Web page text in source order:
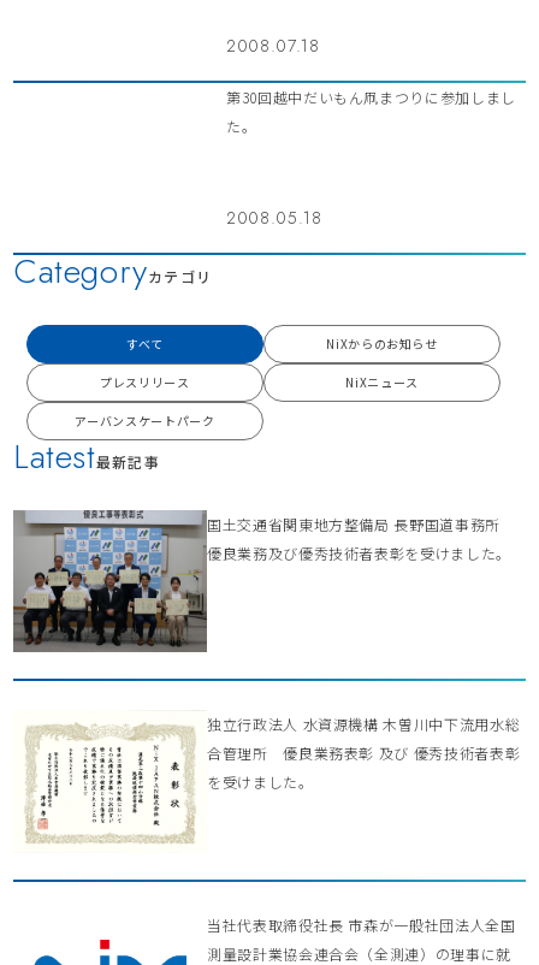
2008.07.18
第30回越中だいもん凧まつりに参加しまし
た。
2008.05.18
Latest最新記事
国土交通省関東地方整備局 長野国道事務所
優良業務及び優秀技術者表彰を受けました。
独立行政法人 水資源機構 木曽川中下流用水総
合管理所 優良業務表彰 及び 優秀技術者表彰
を受けました。
当社代表取締役社長 市森が一般社団法人全国
測量設計業協会連合会（全測連）の理事に就
Categoryカテゴリ
すべて NiXからのお知らせ
プレスリリース NiXニュース
アーバンスケートパーク